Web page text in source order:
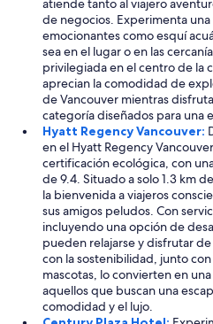
atiende tanto al viajero
de negocios. Experimenta
emocionantes como esquí
sea en el lugar o en las
privilegiada en el centro de la
aprecian la comodidad de
de Vancouver mientras
categoría diseñados para una
Hyatt Regency Vancouver:
en el Hyatt Regency
certificación ecológica, con
de 9.4. Situado a solo 1.3 km
la bienvenida a viajeros
sus amigos peludos. Con
incluyendo una opción de
pueden relajarse y disfrutar
con la sostenibilidad, junto
mascotas, lo convierten en
aquellos que buscan una
comodidad y el lujo.